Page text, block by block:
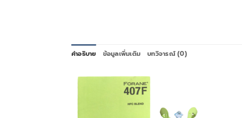
คำอธิบาย ข้อมูลเพิ่มเติม บทวิจารณ์ (0)